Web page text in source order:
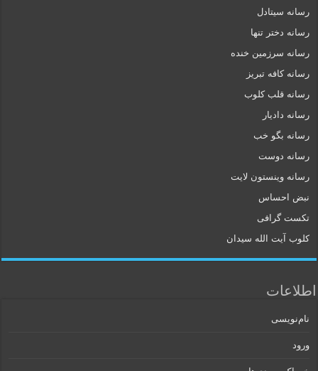
رسانه سیتادل
رسانه دختر تنها
رسانه سرزمین خنده
رسانه کافه تبریز
رسانه قلب کلوب
رسانه دادیار
رسانه بگو خب
رسانه دوست
رسانه وینستون لایت
نبض احساس
تکست گرافی
کلوب آیت الله سیدان
اطلاعات
نام‌نویسی
ورود